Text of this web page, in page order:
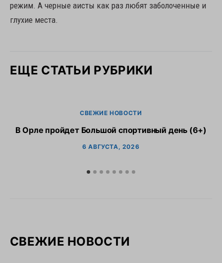
режим. А черные аисты как раз любят заболоченные и
глухие места.
ЕЩЕ СТАТЬИ РУБРИКИ
СВЕЖИЕ НОВОСТИ
В Орле пройдет Большой спортивный день (6+)
6 АВГУСТА, 2026
СВЕЖИЕ НОВОСТИ